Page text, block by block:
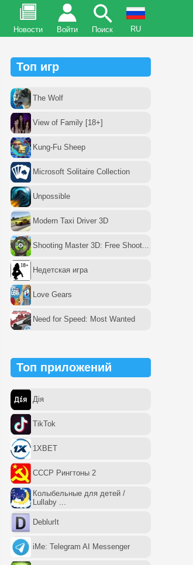
Новости Войти Поиск RU
Топ игр
The Wolf
View of Family [18+]
Kung-Fu Sheep
Microsoft Solitaire Collection
Unpossible
Modern Taxi Driver 3D
Shooting Master 3D: Free Shoot...
Недетская игра
Love Gears
Need for Speed: Most Wanted
Топ приложений
Дія
TikTok
1XBET
СССР Рингтоны 2
Колыбельные для детей /
Lullaby ...
DeblurIt
iMe: Telegram AI Messenger